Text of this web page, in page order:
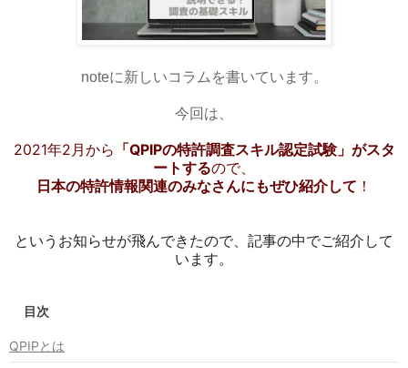
noteに新しいコラムを書いています。
今回は、
2021年2月から 「QPIPの特許調査スキル認定試験」がスタ
ートするので、
日本の特許情報関連のみなさんにもぜひ紹介して ！
というお知らせが飛んできたので、記事の中でご紹介して
います。
目次
QPIPとは